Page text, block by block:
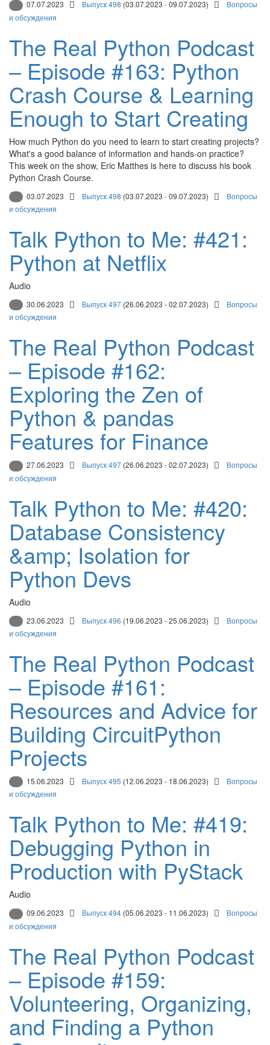
07.07.2023 Выпуск 498 (03.07.2023 - 09.07.2023)
Вопросы
и обсуждения
The Real Python Podcast
– Episode #163: Python
Crash Course & Learning
Enough to Start Creating
How much Python do you need to learn to start creating projects?
What's a good balance of information and hands-on practice?
This week on the show, Eric Matthes is here to discuss his book
Python Crash Course.
03.07.2023 Выпуск 498 (03.07.2023 - 09.07.2023)
Вопросы
и обсуждения
Talk Python to Me: #421:
Python at Netflix
Audio
30.06.2023 Выпуск 497 (26.06.2023 - 02.07.2023)
Вопросы
и обсуждения
The Real Python Podcast
– Episode #162:
Exploring the Zen of
Python & pandas
Features for Finance
27.06.2023 Выпуск 497 (26.06.2023 - 02.07.2023)
Вопросы
и обсуждения
Talk Python to Me: #420:
Database Consistency
&amp; Isolation for
Python Devs
Audio
23.06.2023 Выпуск 496 (19.06.2023 - 25.06.2023)
Вопросы
и обсуждения
The Real Python Podcast
– Episode #161:
Resources and Advice for
Building CircuitPython
Projects
15.06.2023 Выпуск 495 (12.06.2023 - 18.06.2023)
Вопросы
и обсуждения
Talk Python to Me: #419:
Debugging Python in
Production with PyStack
Audio
09.06.2023 Выпуск 494 (05.06.2023 - 11.06.2023)
Вопросы
и обсуждения
The Real Python Podcast
– Episode #159:
Volunteering, Organizing,
and Finding a Python